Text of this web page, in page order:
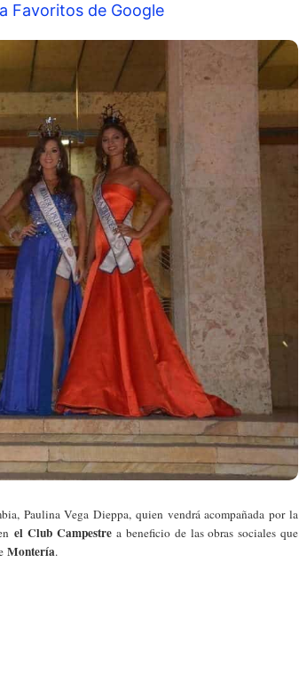
Favoritos de Google
Paulina Vega Dieppa, quien vendrá acompañada por la
el Club Campestre a beneficio de las obras sociales que
Montería.